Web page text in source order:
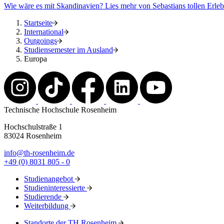
Wie wäre es mit Skandinavien? Lies mehr von Sebastians tollen
Startseite
International
Outgoings
Studiensemester im Ausland
Europa
Technische Hochschule Rosenheim
Hochschulstraße 1
83024 Rosenheim
info@th-rosenheim.de
+49 (0) 8031 805 - 0
Studienangebot
Studieninteressierte
Studierende
Weiterbildung